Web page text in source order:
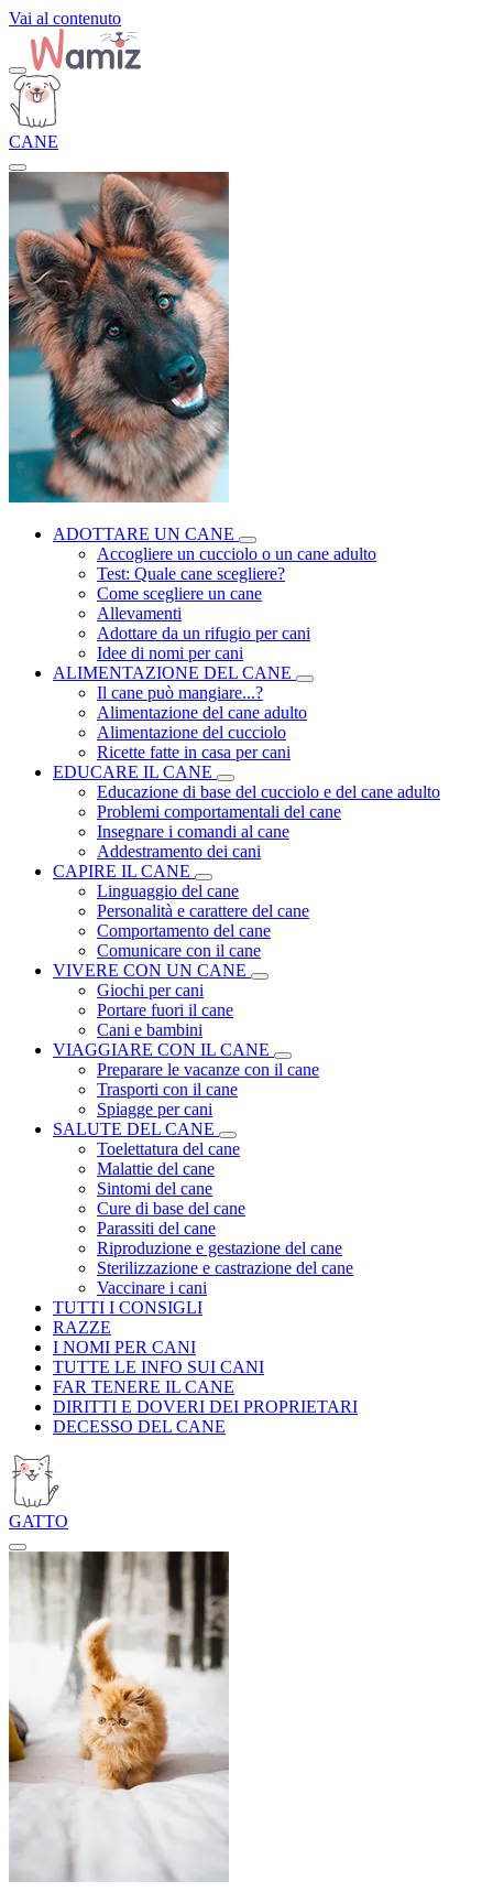
Vai al contenuto
CANE
ADOTTARE UN CANE
Accogliere un cucciolo o un cane adulto
Test: Quale cane scegliere?
Come scegliere un cane
Allevamenti
Adottare da un rifugio per cani
Idee di nomi per cani
ALIMENTAZIONE DEL CANE
Il cane può mangiare...?
Alimentazione del cane adulto
Alimentazione del cucciolo
Ricette fatte in casa per cani
EDUCARE IL CANE
Educazione di base del cucciolo e del cane adulto
Problemi comportamentali del cane
Insegnare i comandi al cane
Addestramento dei cani
CAPIRE IL CANE
Linguaggio del cane
Personalità e carattere del cane
Comportamento del cane
Comunicare con il cane
VIVERE CON UN CANE
Giochi per cani
Portare fuori il cane
Cani e bambini
VIAGGIARE CON IL CANE
Preparare le vacanze con il cane
Trasporti con il cane
Spiagge per cani
SALUTE DEL CANE
Toelettatura del cane
Malattie del cane
Sintomi del cane
Cure di base del cane
Parassiti del cane
Riproduzione e gestazione del cane
Sterilizzazione e castrazione del cane
Vaccinare i cani
TUTTI I CONSIGLI
RAZZE
I NOMI PER CANI
TUTTE LE INFO SUI CANI
FAR TENERE IL CANE
DIRITTI E DOVERI DEI PROPRIETARI
DECESSO DEL CANE
GATTO